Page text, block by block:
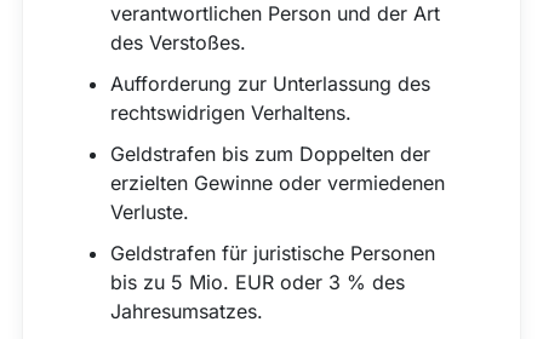
verantwortlichen Person und der Art
des Verstoßes.
Aufforderung zur Unterlassung des
rechtswidrigen Verhaltens.
Geldstrafen bis zum Doppelten der
erzielten Gewinne oder vermiedenen
Verluste.
Geldstrafen für juristische Personen
bis zu 5 Mio. EUR oder 3 % des
Jahresumsatzes.